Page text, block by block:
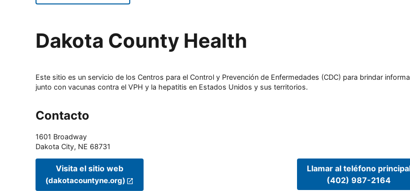
Dakota County Health
Este sitio es un servicio de los Centros para el Control y Prevención de Enfermedades (CDC) para brindar
junto con vacunas contra el VPH y la hepatitis en Estados Unidos y sus territorios.
Contacto
1601 Broadway
Dakota City, NE 68731
Visita el sitio web
(dakotacountyne.org)
Llamar al teléfono
(402) 987-2164